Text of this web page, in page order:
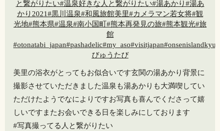
美里の浴衣がとってもお似合いです玄関の湯あかり背景に
撮影させていただきました️温泉も湯あかりも大満喫してい
ただけたようでなによりですお写真も喜んでくださって嬉
しいです️またお会いできる日を楽しみにしております
#写真撮ってる人と繋がりたい